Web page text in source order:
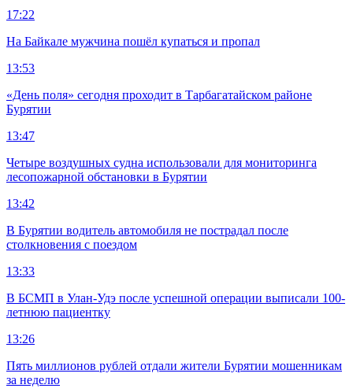
17:22
На Байкале мужчина пошёл купаться и пропал
13:53
«День поля» сегодня проходит в Тарбагатайском районе
Бурятии
13:47
Четыре воздушных судна использовали для мониторинга
лесопожарной обстановки в Бурятии
13:42
В Бурятии водитель автомобиля не пострадал после
столкновения с поездом
13:33
В БСМП в Улан-Удэ после успешной операции выписали 100-
летнюю пациентку
13:26
Пять миллионов рублей отдали жители Бурятии мошенникам
за неделю